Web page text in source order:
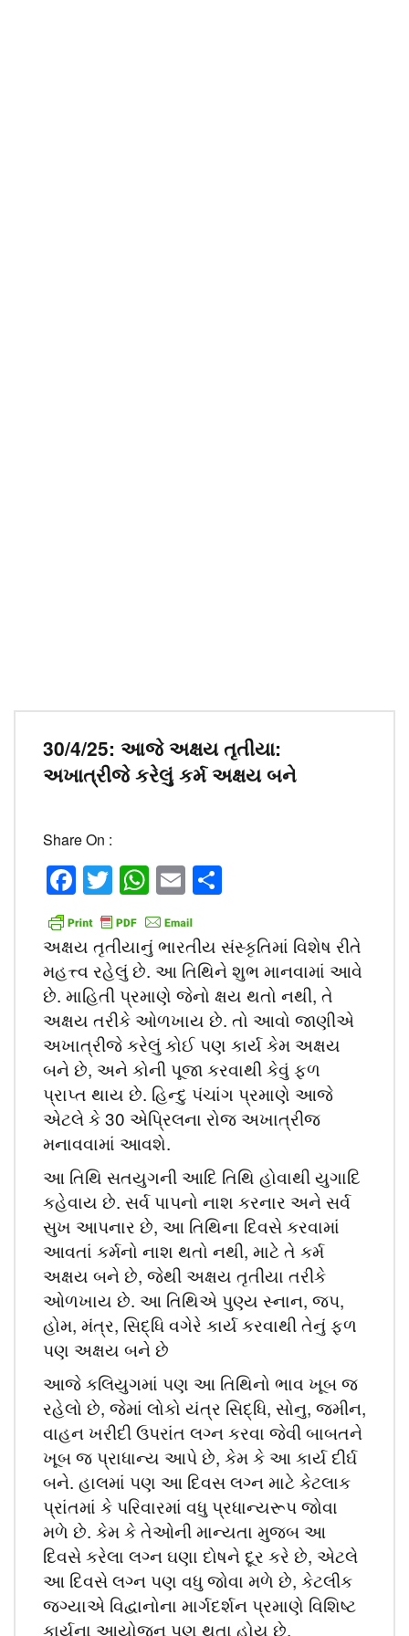
30/4/25: આજે અક્ષય તૃતીયા:
અખાત્રીજે કરેલું કર્મ અક્ષય બને
Share On :
Facebook
TwitterWhatsApp
Email
અક્ષય તૃતીયાનું ભારતીય સંસ્કૃતિમાં વિશેષ રીતે
મહત્ત્વ રહેલું છે. આ તિથિને શુભ માનવામાં આવે
છે. માહિતી પ્રમાણે જેનો ક્ષય થતો નથી, તે
અક્ષય તરીકે ઓળખાય છે. તો આવો જાણીએ
અખાત્રીજે કરેલું કોઈ પણ કાર્ય કેમ અક્ષય
બને છે, અને કોની પૂજા કરવાથી કેવું ફળ
પ્રાપ્ત થાય છે. હિન્દુ પંચાંગ પ્રમાણે આજે
એટલે કે 30 એપ્રિલના રોજ અખાત્રીજ
મનાવવામાં આવશે.
આ તિથિ સતયુગની આદિ તિથિ હોવાથી યુગાદિ
કહેવાય છે. સર્વ પાપનો નાશ કરનાર અને સર્વ
સુખ આપનાર છે, આ તિથિના દિવસે કરવામાં
આવતાં કર્મનો નાશ થતો નથી, માટે તે કર્મ
અક્ષય બને છે, જેથી અક્ષય તૃતીયા તરીકે
ઓળખાય છે. આ તિથિએ પુણ્ય સ્નાન, જપ,
હોમ, મંત્ર, સિદ્ધિ વગેરે કાર્ય કરવાથી તેનું ફળ
પણ અક્ષય બને છે
આજે કલિયુગમાં પણ આ તિથિનો ભાવ ખૂબ જ
રહેલો છે, જેમાં લોકો યંત્ર સિદ્ધિ, સોનુ, જમીન,
વાહન ખરીદી ઉપરાંત લગ્ન કરવા જેવી બાબતને
ખૂબ જ પ્રાધાન્ય આપે છે, કેમ કે આ કાર્ય દીર્ઘ
બને. હાલમાં પણ આ દિવસ લગ્ન માટે કેટલાક
પ્રાંતમાં કે પરિવારમાં વધુ પ્રધાન્યરૂપ જોવા
મળે છે. કેમ કે તેઓની માન્યતા મુજબ આ
દિવસે કરેલા લગ્ન ઘણા દોષને દૂર કરે છે, એટલે
આ દિવસે લગ્ન પણ વધુ જોવા મળે છે, કેટલીક
જગ્યાએ વિદ્વાનોના માર્ગદર્શન પ્રમાણે વિશિષ્ટ
કાર્યના આયોજન પણ થતા હોય છે.